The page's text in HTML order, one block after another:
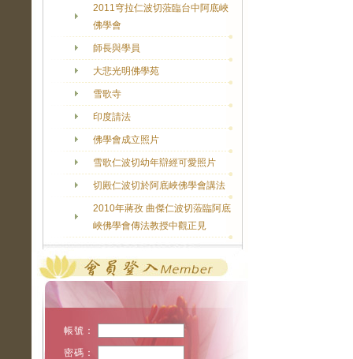
2011穹拉仁波切蒞臨台中阿底峽
佛學會
師長與學員
大悲光明佛學苑
雪歌寺
印度請法
佛學會成立照片
雪歌仁波切幼年辯經可愛照片
切殿仁波切於阿底峽佛學會講法
2010年蔣孜 曲傑仁波切蒞臨阿底
峽佛學會傳法教授中觀正見
帳號：
密碼：